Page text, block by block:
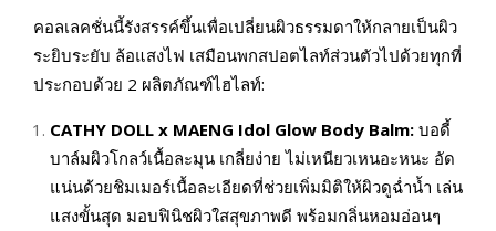
คอลเลคชั่นนี้รังสรรค์ขึ้นเพื่อเปลี่ยนผิวธรรมดาให้กลายเป็นผิว
ระยิบระยับ ล้อแสงไฟ เสมือนพกสปอตไลท์ส่วนตัวไปด้วยทุกที่
ประกอบด้วย 2 ผลิตภัณฑ์ไฮไลท์:
CATHY DOLL x MAENG Idol Glow Body Balm: บอดี้
บาล์มผิวโกลว์เนื้อละมุน เกลี่ยง่าย ไม่เหนียวเหนอะหนะ อัด
แน่นด้วยชิมเมอร์เนื้อละเอียดที่ช่วยเพิ่มมิติให้ผิวดูฉ่ำน้ำ เล่น
แสงขั้นสุด มอบฟินิชผิวใสสุขภาพดี พร้อมกลิ่นหอมอ่อนๆ